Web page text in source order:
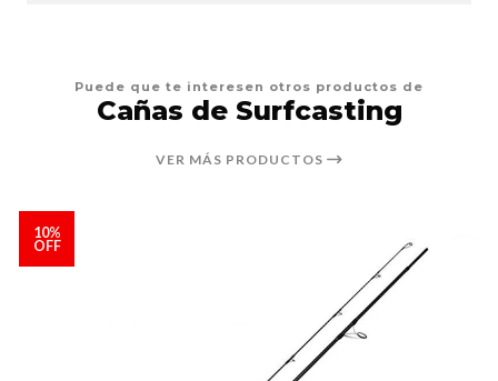
Puede que te interesen otros productos de
Cañas de Surfcasting
VER MÁS PRODUCTOS
10%
OFF